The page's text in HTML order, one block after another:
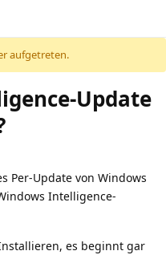
aufgetreten.
Update
Per-Update von Windows
Intelligence-
es beginnt gar